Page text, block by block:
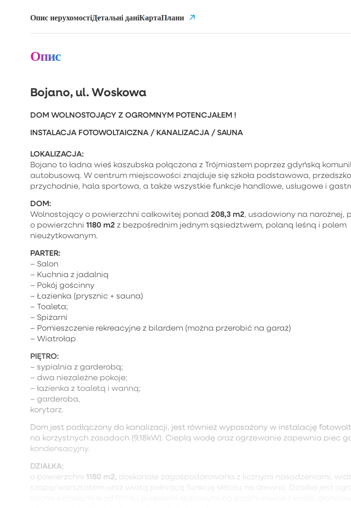
Опис нерухомостіДетальні даніКартаПлани
Опис
Bojano, ul. Woskowa
DOM WOLNOSTOJĄCY Z OGROMNYM POTENCJAŁEM !
INSTALACJA FOTOWOLTAICZNA / KANALIZACJA / SAUNA
LOKALIZACJA:
Bojano to ładna wieś kaszubska połączona z Trójmiastem poprzez gdyńską
autobusową. W centrum miejscowości znajduje się szkoła podstawowa,
przychodnie, hala sportowa, a także wszystkie funkcje handlowe, usługowe i
DOM:
Wolnostojący o powierzchni całkowitej ponad 208,3 m2, usadowiony na narożnej,
o powierzchni 1180 m2 z bezpośrednim jednym sąsiedztwem, polaną leśną i polem
nieużytkowanym.
PARTER:
– Salon
– Kuchnia z jadalnią
– Pokój gościnny
– Łazienka (prysznic + sauna)
– Toaleta;
– Spiżarni
– Pomieszczenie rekreacyjne z bilardem (można przerobić na garaż)
– Wiatrołap
PIĘTRO:
– sypialnia z garderobą;
– dwa niezależne pokoje;
– łazienka z toaletą i wanną;
– garderoba,
korytarz.
Dom jest podłączony do kanalizacji, jest również wyposażony w instalację
na korzystnych zasadach (9,18kW). Ciepłą wodę oraz ogrzewanie zapewnia piec
kondensacyjny.
DZIAŁKA:
o powierzchni 1180 m2, doskonale zagospodarowana z licznymi nasadzeniami,
szopą/warsztatem oraz wiatą pełniącą funkcję składu na drewno. Działka jest